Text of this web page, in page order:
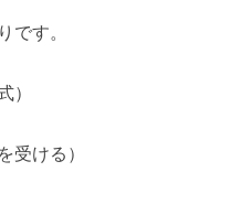
です。
）
受ける）